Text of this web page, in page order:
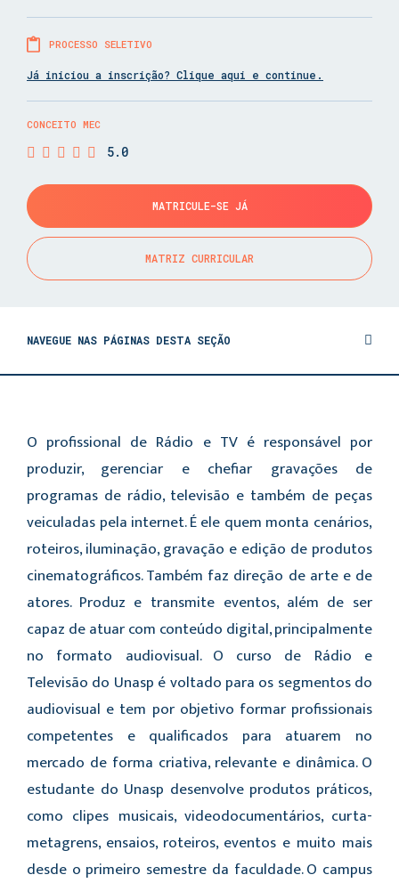
PROCESSO SELETIVO
Já iniciou a inscrição? Clique aqui e continue.
CONCEITO MEC
5.0
MATRICULE-SE JÁ
MATRIZ CURRICULAR
NAVEGUE NAS PÁGINAS DESTA SEÇÃO
O profissional de Rádio e TV é responsável por
produzir, gerenciar e chefiar gravações de
programas de rádio, televisão e também de peças
veiculadas pela internet. É ele quem monta cenários,
roteiros, iluminação, gravação e edição de produtos
cinematográficos. Também faz direção de arte e de
atores. Produz e transmite eventos, além de ser
capaz de atuar com conteúdo digital, principalmente
no formato audiovisual. O curso de Rádio e
Televisão do Unasp é voltado para os segmentos do
audiovisual e tem por objetivo formar profissionais
competentes e qualificados para atuarem no
mercado de forma criativa, relevante e dinâmica. O
estudante do Unasp desenvolve produtos práticos,
como clipes musicais, videodocumentários, curta-
metagrens, ensaios, roteiros, eventos e muito mais
desde o primeiro semestre da faculdade. O campus